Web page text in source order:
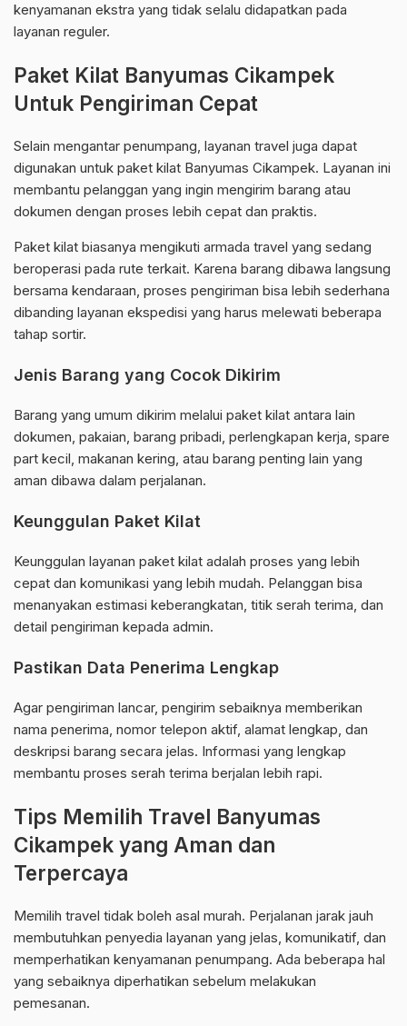
kenyamanan ekstra yang tidak selalu didapatkan pada
layanan reguler.
Paket Kilat Banyumas Cikampek
Untuk Pengiriman Cepat
Selain mengantar penumpang, layanan travel juga dapat
digunakan untuk paket kilat Banyumas Cikampek. Layanan ini
membantu pelanggan yang ingin mengirim barang atau
dokumen dengan proses lebih cepat dan praktis.
Paket kilat biasanya mengikuti armada travel yang sedang
beroperasi pada rute terkait. Karena barang dibawa langsung
bersama kendaraan, proses pengiriman bisa lebih sederhana
dibanding layanan ekspedisi yang harus melewati beberapa
tahap sortir.
Jenis Barang yang Cocok Dikirim
Barang yang umum dikirim melalui paket kilat antara lain
dokumen, pakaian, barang pribadi, perlengkapan kerja, spare
part kecil, makanan kering, atau barang penting lain yang
aman dibawa dalam perjalanan.
Keunggulan Paket Kilat
Keunggulan layanan paket kilat adalah proses yang lebih
cepat dan komunikasi yang lebih mudah. Pelanggan bisa
menanyakan estimasi keberangkatan, titik serah terima, dan
detail pengiriman kepada admin.
Pastikan Data Penerima Lengkap
Agar pengiriman lancar, pengirim sebaiknya memberikan
nama penerima, nomor telepon aktif, alamat lengkap, dan
deskripsi barang secara jelas. Informasi yang lengkap
membantu proses serah terima berjalan lebih rapi.
Tips Memilih Travel Banyumas
Cikampek yang Aman dan
Terpercaya
Memilih travel tidak boleh asal murah. Perjalanan jarak jauh
membutuhkan penyedia layanan yang jelas, komunikatif, dan
memperhatikan kenyamanan penumpang. Ada beberapa hal
yang sebaiknya diperhatikan sebelum melakukan
pemesanan.